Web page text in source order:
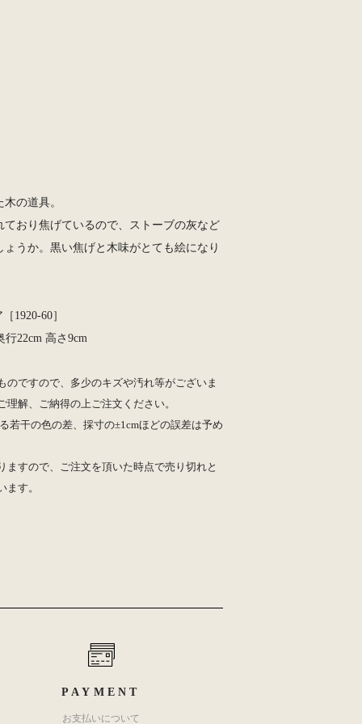
の道具。
ており焦げているので、ストーブの灰など
ょうか。黒い焦げと木味がとても絵になり
1920-60］
行22cm 高さ9cm
のですので、多少のキズや汚れ等がございま
理解、ご納得の上ご注文ください。
若干の色の差、採寸の±1cmほどの誤差は予め
ますので、ご注文を頂いた時点で売り切れと
ます。
PAYMENT
お支払いについて